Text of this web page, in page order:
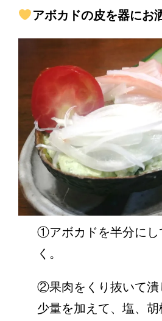
アボカドの皮を器にお
①アボカドを半分にし
く。
②果肉をくり抜いて潰
少量を加えて、塩、